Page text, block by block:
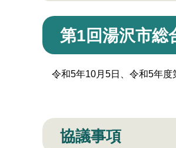
第1回湯沢市総
令和5年10月5日、令和5年度
協議事項